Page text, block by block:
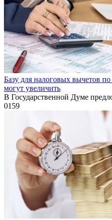
Базу для налоговых вычетов
могут увеличить
В Государственной Думе
0159